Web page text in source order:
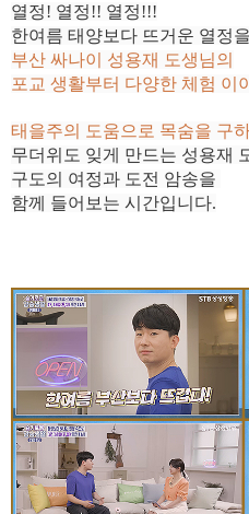
열정! 열정!! 열정!!!
한여름 태양보다 뜨거운 열정
부산 싸나이 성용재 도생님의
포교 생활부터 다양한 체험 이
태을주의 도움으로 목숨을 구
무더위도 잊게 만드는 성용재
구도의 여정과 도전 암송을
함께 들어보는 시간입니다.